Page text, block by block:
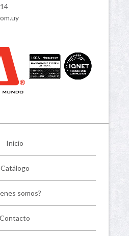
Inicio
Catálogo
somos?
Contacto